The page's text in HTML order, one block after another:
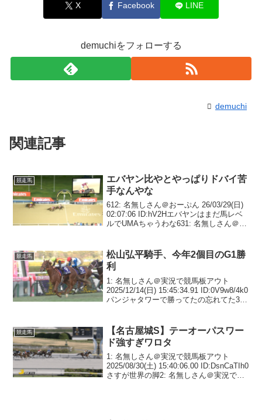
X Facebook LINE
demuchiをフォローする
demuchi
関連記事
競走馬
エバヤン比やとやっぱりドバイ苦
手なんやな
612: 名無しさん＠おーぷん 26/03/29(日)
02:07:06 ID:hV2Hエバヤンはまだ馬レベ
ルでUMAちゃうわな631: 名無しさん＠お
競走馬
松山弘平騎手、今年2個目のG1勝
利
1: 名無しさん＠実況で競馬板アウト
2025/12/14(日) 15:45:34.91 ID:0V9w8/4k0
パンジャタワーで勝ってたの忘れてた37:
競走馬
【名古屋城S】テーオーパスワー
ド強すぎワロタ
1: 名無しさん＠実況で競馬板アウト
2025/08/30(土) 15:40:06.00 ID:DsnCaTIh0
さすが世界の脚2: 名無しさん＠実況で競